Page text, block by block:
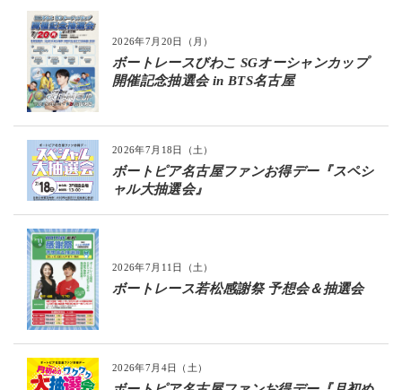
2026年7月20日（月）
ボートレースびわこ SGオーシャンカップ
開催記念抽選会 in BTS名古屋
2026年7月18日（土）
ボートピア名古屋ファンお得デー『スペシ
ャル大抽選会』
2026年7月11日（土）
ボートレース若松感謝祭 予想会＆抽選会
2026年7月4日（土）